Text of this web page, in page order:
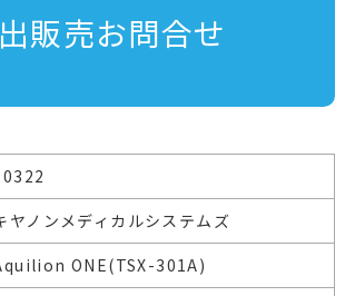
販売お問合せ
ヤノンメディカルシステムズ
ONE(TSX-301A)